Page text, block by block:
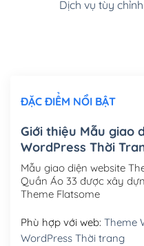
Cài đặt SMTP Mail
Mua thêm Host + Tên miền
Tên miền quốc tế
Tên miền Việt Nam
Hosting 2GB SSD (1
Hosting 5GB SSD (1
Dịch vụ tùy
ĐẶC ĐIỂM NỔI BẬT
Giới thiệu Mẫu giao
WordPress Thời
Mẫu giao diện website
Quần Áo 33 được xây
Theme Flatsome
Phù hợp với web: Theme
WordPress Thời trang